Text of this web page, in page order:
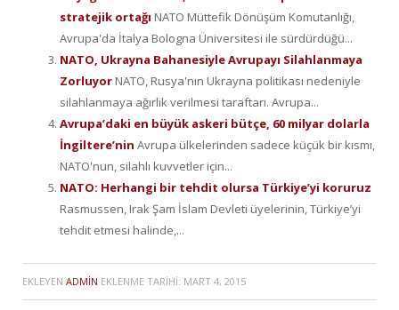
stratejik ortağı NATO Müttefik Dönüşüm Komutanlığı,
Avrupa'da İtalya Bologna Üniversitesi ile sürdürdüğü...
NATO, Ukrayna Bahanesiyle Avrupayı Silahlanmaya
Zorluyor NATO, Rusya'nın Ukrayna politikası nedeniyle
silahlanmaya ağırlık verilmesi taraftarı. Avrupa...
Avrupa’daki en büyük askeri bütçe, 60 milyar dolarla
İngiltere’nin Avrupa ülkelerinden sadece küçük bir kısmı,
NATO'nun, silahlı kuvvetler için...
NATO: Herhangi bir tehdit olursa Türkiye’yi koruruz
Rasmussen, Irak Şam İslam Devleti üyelerinin, Türkiye’yi
tehdit etmesi halinde,...
EKLEYEN ADMIN EKLENME TARIHI: MART 4, 2015